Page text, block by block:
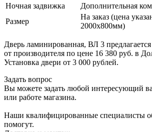
Ночная задвижка
Дополнительная
Размер
На заказ (цена
2000х800мм)
Дверь ламинированная, ВЛ 3
от производителя по цене 16 380 руб. в
Установка двери от 3 000 рублей.
Задать вопрос
Вы можете задать любой интересующий
или работе магазина.
Наши квалифицированные специалисты
помогут.